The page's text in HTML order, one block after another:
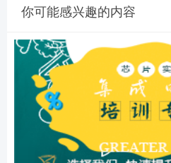
你可能感兴趣的内容